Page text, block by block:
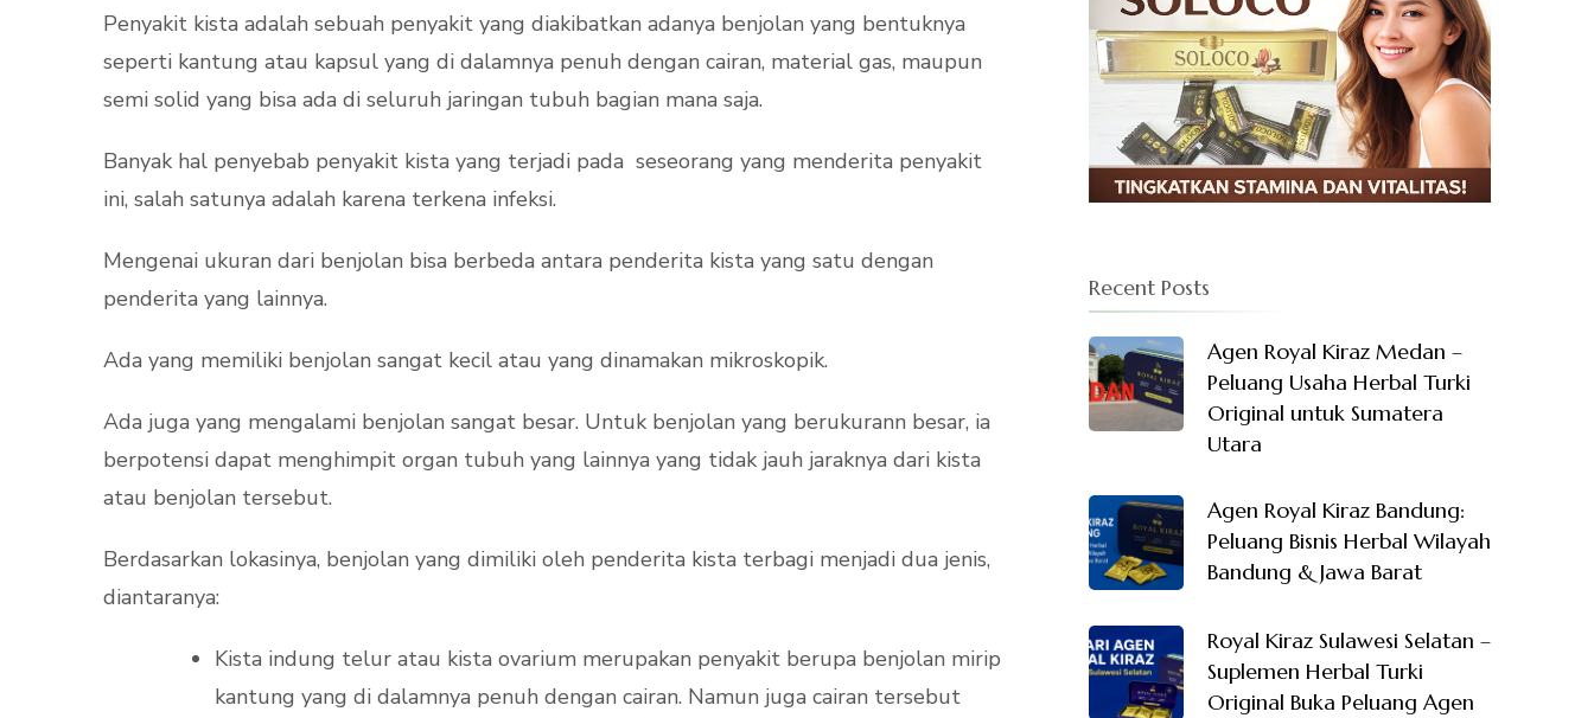
Penyakit kista adalah sebuah penyakit yang diakibatkan adanya benjolan yang bentuknya
seperti kantung atau kapsul yang di dalamnya penuh dengan cairan, material gas, maupun
semi solid yang bisa ada di seluruh jaringan tubuh bagian mana saja.
Banyak hal penyebab penyakit kista yang terjadi pada seseorang yang menderita penyakit
ini, salah satunya adalah karena terkena infeksi.
Mengenai ukuran dari benjolan bisa berbeda antara penderita kista yang satu dengan
penderita yang lainnya.
Ada yang memiliki benjolan sangat kecil atau yang dinamakan mikroskopik.
Ada juga yang mengalami benjolan sangat besar. Untuk benjolan yang berukurann besar, ia
berpotensi dapat menghimpit organ tubuh yang lainnya yang tidak jauh jaraknya dari kista
atau benjolan tersebut.
Berdasarkan lokasinya, benjolan yang dimiliki oleh penderita kista terbagi menjadi dua jenis,
diantaranya:
Kista indung telur atau kista ovarium merupakan penyakit berupa benjolan mirip
kantung yang di dalamnya penuh dengan cairan. Namun juga cairan tersebut
Recent Posts
Agen Royal Kiraz Medan –
Peluang Usaha Herbal Turki
Original untuk Sumatera
Utara
Agen Royal Kiraz Bandung:
Peluang Bisnis Herbal Wilayah
Bandung & Jawa Barat
Royal Kiraz Sulawesi Selatan –
Suplemen Herbal Turki
Original Buka Peluang Agen